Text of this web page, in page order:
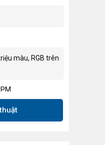
màu, RGB trên